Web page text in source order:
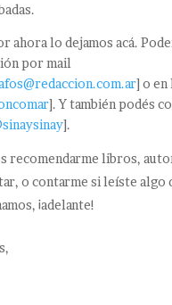
ahora lo dejamos acá.
por mail
] o en
]. Y también podés
].
recomendarme libros,
o contarme si leíste algo
¡adelante!